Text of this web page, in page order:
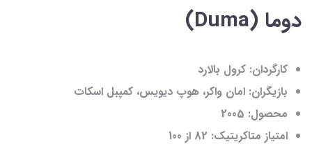
دوما (Duma)
کارگردان: کرول بالارد
بازیگران: امان واکر، هوپ دیویس، کمپبل اسکات
محصول: 2005
امتیاز متاکریتیک: 82 از 100